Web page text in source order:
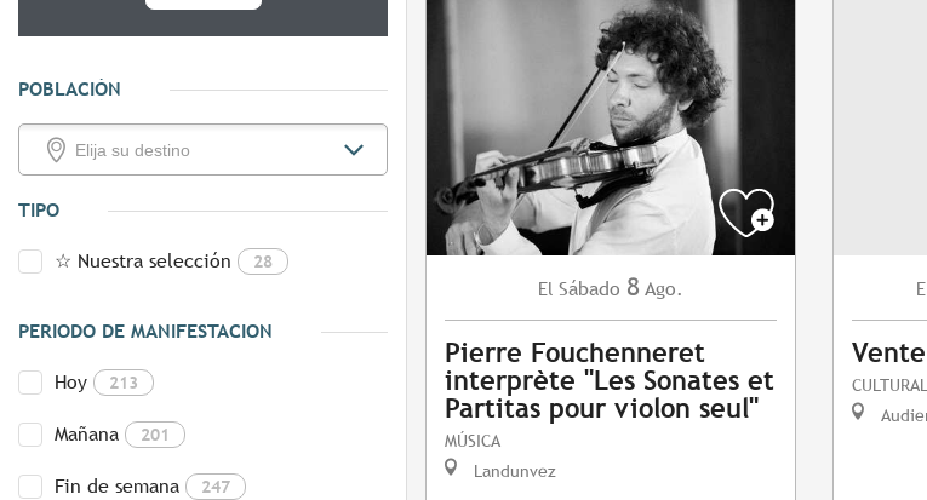
POBLACIÓN
TIPO
☆ Nuestra selección 28
PERIODO DE MANIFESTACION
Hoy 213
Mañana 201
Fin de semana 247
El Sábado 8 Ago.
Pierre Fouchenneret
interprète "Les Sonates et
Partitas pour violon seul"
MÚSICA
Landunvez
CULTURAL